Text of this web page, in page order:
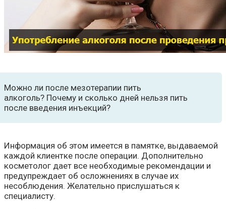
Можно ли после мезотерапии пить
алкоголь? Почему и сколько дней нельзя пить
после введения инъекций?
Информация об этом имеется в памятке, выдаваемой
каждой клиентке после операции. Дополнительно
косметолог дает все необходимые рекомендации и
предупреждает об осложнениях в случае их
несоблюдения. Желательно прислушаться к
специалисту.